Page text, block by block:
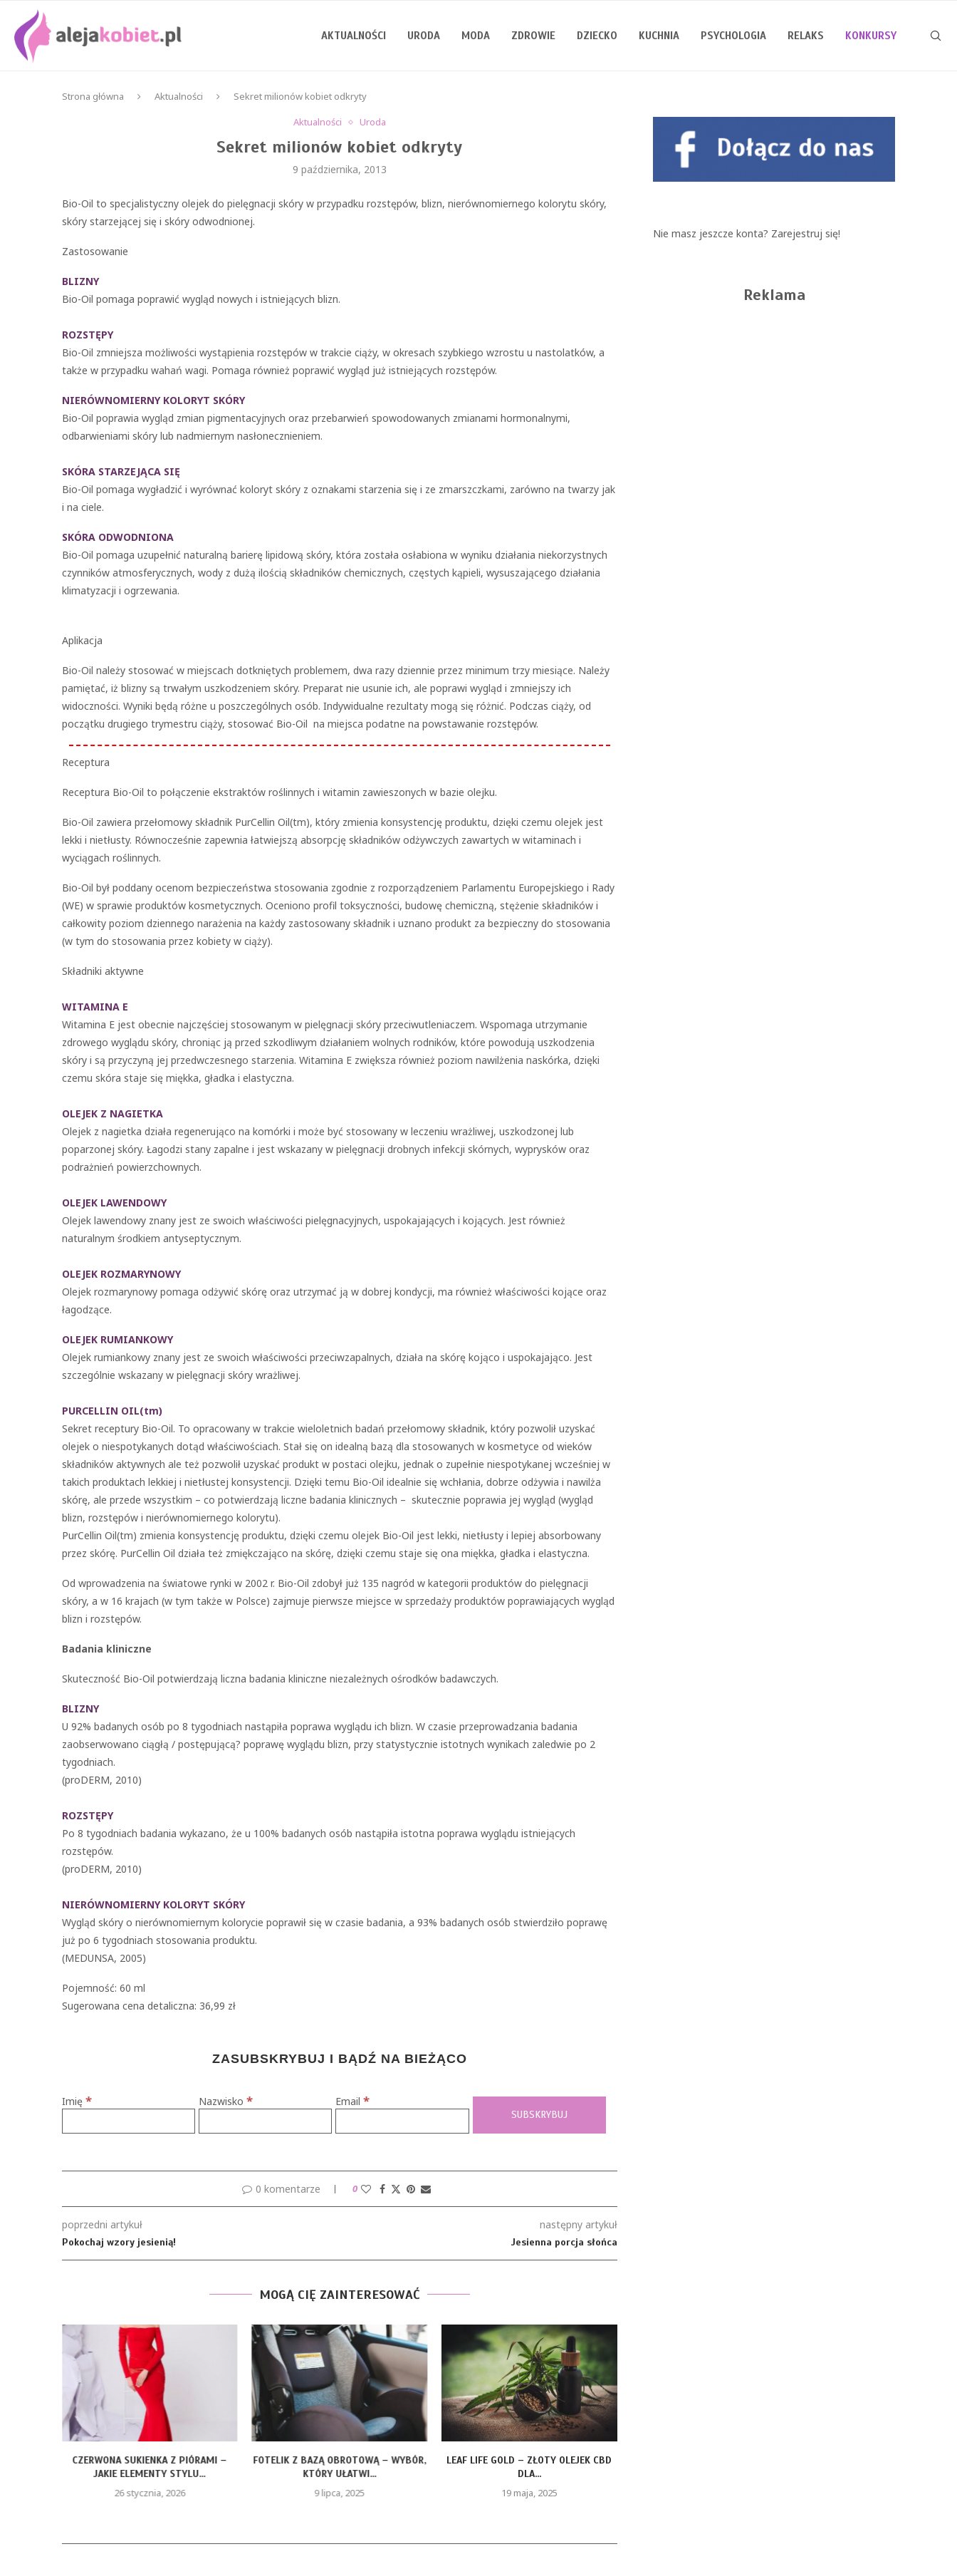
AKTUALNOŚCI URODA MODA ZDROWIE DZIECKO KUCHNIA PSYCHOLOGIA RELAKS KONKURSY
Strona główna Aktualności
Sekret milionów kobiet odkryty
Aktualności
Uroda
Sekret milionów kobiet odkryty
9 października, 2013
Bio-Oil to specjalistyczny olejek do pielęgnacji skóry w przypadku rozstępów, blizn, nierównomiernego kolorytu skóry,
skóry starzejącej się i skóry odwodnionej.
Zastosowanie
BLIZNY
Bio-Oil pomaga poprawić wygląd nowych i istniejących blizn.
ROZSTĘPY
Bio-Oil zmniejsza możliwości wystąpienia rozstępów w trakcie ciąży, w okresach szybkiego wzrostu u nastolatków, a
także w przypadku wahań wagi. Pomaga również poprawić wygląd już istniejących rozstępów.
NIERÓWNOMIERNY KOLORYT SKÓRY
Bio-Oil poprawia wygląd zmian pigmentacyjnych oraz przebarwień spowodowanych zmianami hormonalnymi,
odbarwieniami skóry lub nadmiernym nasłonecznieniem.
SKÓRA STARZEJĄCA SIĘ
Bio-Oil pomaga wygładzić i wyrównać koloryt skóry z oznakami starzenia się i ze zmarszczkami, zarówno na twarzy jak
i na ciele.
SKÓRA ODWODNIONA
Bio-Oil pomaga uzupełnić naturalną barierę lipidową skóry, która została osłabiona w wyniku działania niekorzystnych
czynników atmosferycznych, wody z dużą ilością składników chemicznych, częstych kąpieli, wysuszającego działania
klimatyzacji i ogrzewania.
Aplikacja
Bio-Oil należy stosować w miejscach dotkniętych problemem, dwa razy dziennie przez minimum trzy miesiące. Należy
pamiętać, iż blizny są trwałym uszkodzeniem skóry. Preparat nie usunie ich, ale poprawi wygląd i zmniejszy ich
widoczności. Wyniki będą różne u poszczególnych osób. Indywidualne rezultaty mogą się różnić. Podczas ciąży, od
początku drugiego trymestru ciąży, stosować Bio-Oil na miejsca podatne na powstawanie rozstępów.
Receptura
Receptura Bio-Oil to połączenie ekstraktów roślinnych i witamin zawieszonych w bazie olejku.
Bio-Oil zawiera przełomowy składnik PurCellin Oil(tm), który zmienia konsystencję produktu, dzięki czemu olejek jest
lekki i nietłusty. Równocześnie zapewnia łatwiejszą absorpcję składników odżywczych zawartych w witaminach i
wyciągach roślinnych.
Bio-Oil był poddany ocenom bezpieczeństwa stosowania zgodnie z rozporządzeniem Parlamentu Europejskiego i Rady
(WE) w sprawie produktów kosmetycznych. Oceniono profil toksyczności, budowę chemiczną, stężenie składników i
całkowity poziom dziennego narażenia na każdy zastosowany składnik i uznano produkt za bezpieczny do stosowania
(w tym do stosowania przez kobiety w ciąży).
Składniki aktywne
WITAMINA E
Witamina E jest obecnie najczęściej stosowanym w pielęgnacji skóry przeciwutleniaczem. Wspomaga utrzymanie
zdrowego wyglądu skóry, chroniąc ją przed szkodliwym działaniem wolnych rodników, które powodują uszkodzenia
skóry i są przyczyną jej przedwczesnego starzenia. Witamina E zwiększa również poziom nawilżenia naskórka, dzięki
czemu skóra staje się miękka, gładka i elastyczna.
OLEJEK Z NAGIETKA
Olejek z nagietka działa regenerująco na komórki i może być stosowany w leczeniu wrażliwej, uszkodzonej lub
poparzonej skóry. Łagodzi stany zapalne i jest wskazany w pielęgnacji drobnych infekcji skórnych, wyprysków oraz
podrażnień powierzchownych.
OLEJEK LAWENDOWY
Olejek lawendowy znany jest ze swoich właściwości pielęgnacyjnych, uspokajających i kojących. Jest również
naturalnym środkiem antyseptycznym.
OLEJEK ROZMARYNOWY
Olejek rozmarynowy pomaga odżywić skórę oraz utrzymać ją w dobrej kondycji, ma również właściwości kojące oraz
łagodzące.
OLEJEK RUMIANKOWY
Olejek rumiankowy znany jest ze swoich właściwości przeciwzapalnych, działa na skórę kojąco i uspokajająco. Jest
szczególnie wskazany w pielęgnacji skóry wrażliwej.
PURCELLIN OIL(tm)
Sekret receptury Bio-Oil. To opracowany w trakcie wieloletnich badań przełomowy składnik, który pozwolił uzyskać
olejek o niespotykanych dotąd właściwościach. Stał się on idealną bazą dla stosowanych w kosmetyce od wieków
składników aktywnych ale też pozwolił uzyskać produkt w postaci olejku, jednak o zupełnie niespotykanej wcześniej w
takich produktach lekkiej i nietłustej konsystencji. Dzięki temu Bio-Oil idealnie się wchłania, dobrze odżywia i nawilża
skórę, ale przede wszystkim – co potwierdzają liczne badania klinicznych – skutecznie poprawia jej wygląd (wygląd
blizn, rozstępów i nierównomiernego kolorytu).
PurCellin Oil(tm) zmienia konsystencję produktu, dzięki czemu olejek Bio-Oil jest lekki, nietłusty i lepiej absorbowany
przez skórę. PurCellin Oil działa też zmiękczająco na skórę, dzięki czemu staje się ona miękka, gładka i elastyczna.
Od wprowadzenia na światowe rynki w 2002 r. Bio-Oil zdobył już 135 nagród w kategorii produktów do pielęgnacji
skóry, a w 16 krajach (w tym także w Polsce) zajmuje pierwsze miejsce w sprzedaży produktów poprawiających wygląd
blizn i rozstępów.
Badania kliniczne
Skuteczność Bio-Oil potwierdzają liczna badania kliniczne niezależnych ośrodków badawczych.
BLIZNY
U 92% badanych osób po 8 tygodniach nastąpiła poprawa wyglądu ich blizn. W czasie przeprowadzania badania
zaobserwowano ciągłą / postępującą? poprawę wyglądu blizn, przy statystycznie istotnych wynikach zaledwie po 2
tygodniach.
(proDERM, 2010)
ROZSTĘPY
Po 8 tygodniach badania wykazano, że u 100% badanych osób nastąpiła istotna poprawa wyglądu istniejących
rozstępów.
(proDERM, 2010)
NIERÓWNOMIERNY KOLORYT SKÓRY
Wygląd skóry o nierównomiernym kolorycie poprawił się w czasie badania, a 93% badanych osób stwierdziło poprawę
już po 6 tygodniach stosowania produktu.
(MEDUNSA, 2005)
Pojemność: 60 ml
Sugerowana cena detaliczna: 36,99 zł
ZASUBSKRYBUJ I BĄDŹ NA BIEŻĄCO
Imię * Nazwisko* Email*
0 komentarze 0
poprzedni artykuł
Pokochaj wzory jesienią!
następny artykuł
Jesienna porcja słońca
MOGĄ CIĘ ZAINTERESOWAĆ
CZERWONA SUKIENKA Z PIÓRAMI –
JAKIE ELEMENTY STYLU...
26 stycznia, 2026
FOTELIK Z BAZĄ OBROTOWĄ – WYBÓR,
KTÓRY UŁATWI...
9 lipca, 2025
LEAF LIFE GOLD – ZŁOTY OLEJEK CBD
DLA...
19 maja, 2025
Nie masz jeszcze konta? Zarejestruj się!
Reklama